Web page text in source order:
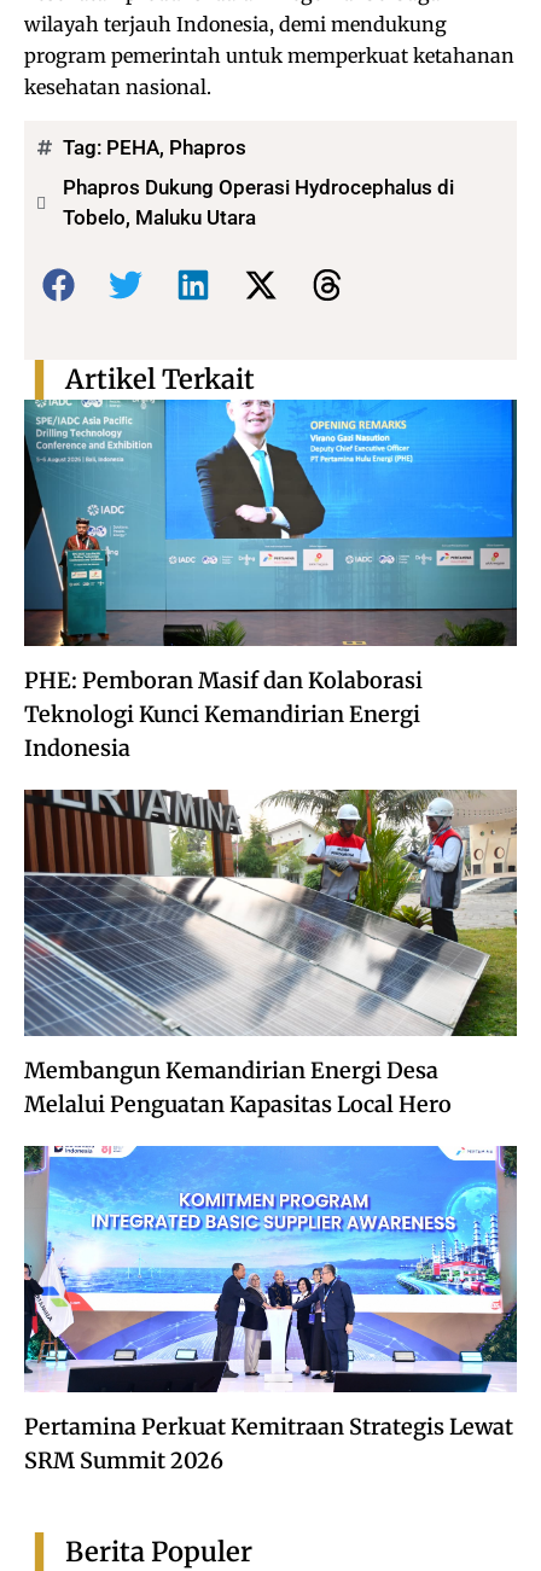
wilayah terjauh Indonesia, demi mendukung
program pemerintah untuk memperkuat ketahanan
kesehatan nasional.
Tag: PEHA, Phapros
Phapros Dukung Operasi Hydrocephalus di
Tobelo, Maluku Utara
Bagikan:
PHE: Pemboran Masif dan Kolaborasi
Teknologi Kunci Kemandirian Energi
Indonesia
Membangun Kemandirian Energi Desa
Melalui Penguatan Kapasitas Local Hero
Pertamina Perkuat Kemitraan Strategis Lewat
SRM Summit 2026
Artikel Terkait
Berita Populer